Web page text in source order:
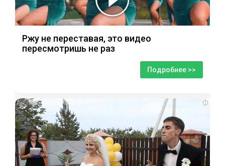
Ржу не переставая, это видео
пересмотришь не раз
Подробнее >>
i